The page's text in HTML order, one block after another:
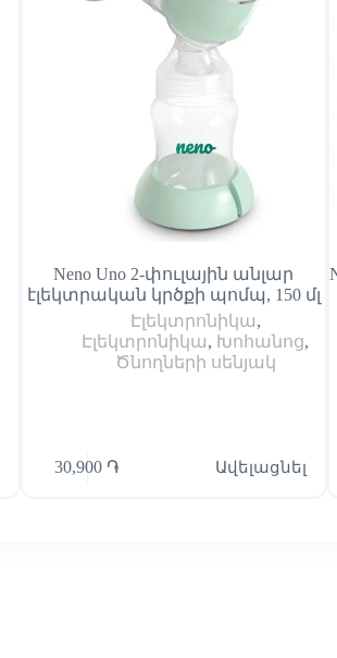
Neno Uno 2-փուլային անլար
էլեկտրական կրծքի պոմպ, 150 մլ
Էլեկտրոնիկա,
Էլեկտրոնիկա, Խոհանոց,
Ծնողների սենյակ
30,900 ֏ Ավելացնել